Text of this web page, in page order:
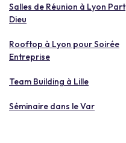
Salles de Réunion à Lyon Part
Dieu
Rooftop à Lyon pour Soirée
Entreprise
Team Building à Lille
Séminaire dans le Var